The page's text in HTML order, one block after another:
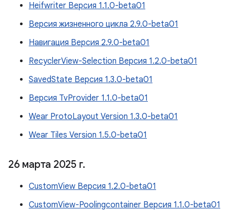
Heifwriter Версия 1.1.0-beta01
Версия жизненного цикла 2.9.0-beta01
Навигация Версия 2.9.0-beta01
RecyclerView-Selection Версия 1.2.0-beta01
SavedState Версия 1.3.0-beta01
Версия TvProvider 1.1.0-beta01
Wear ProtoLayout Version 1.3.0-beta01
Wear Tiles Version 1.5.0-beta01
26 марта 2025 г.
CustomView Версия 1.2.0-beta01
CustomView-Poolingcontainer Версия 1.1.0-beta01